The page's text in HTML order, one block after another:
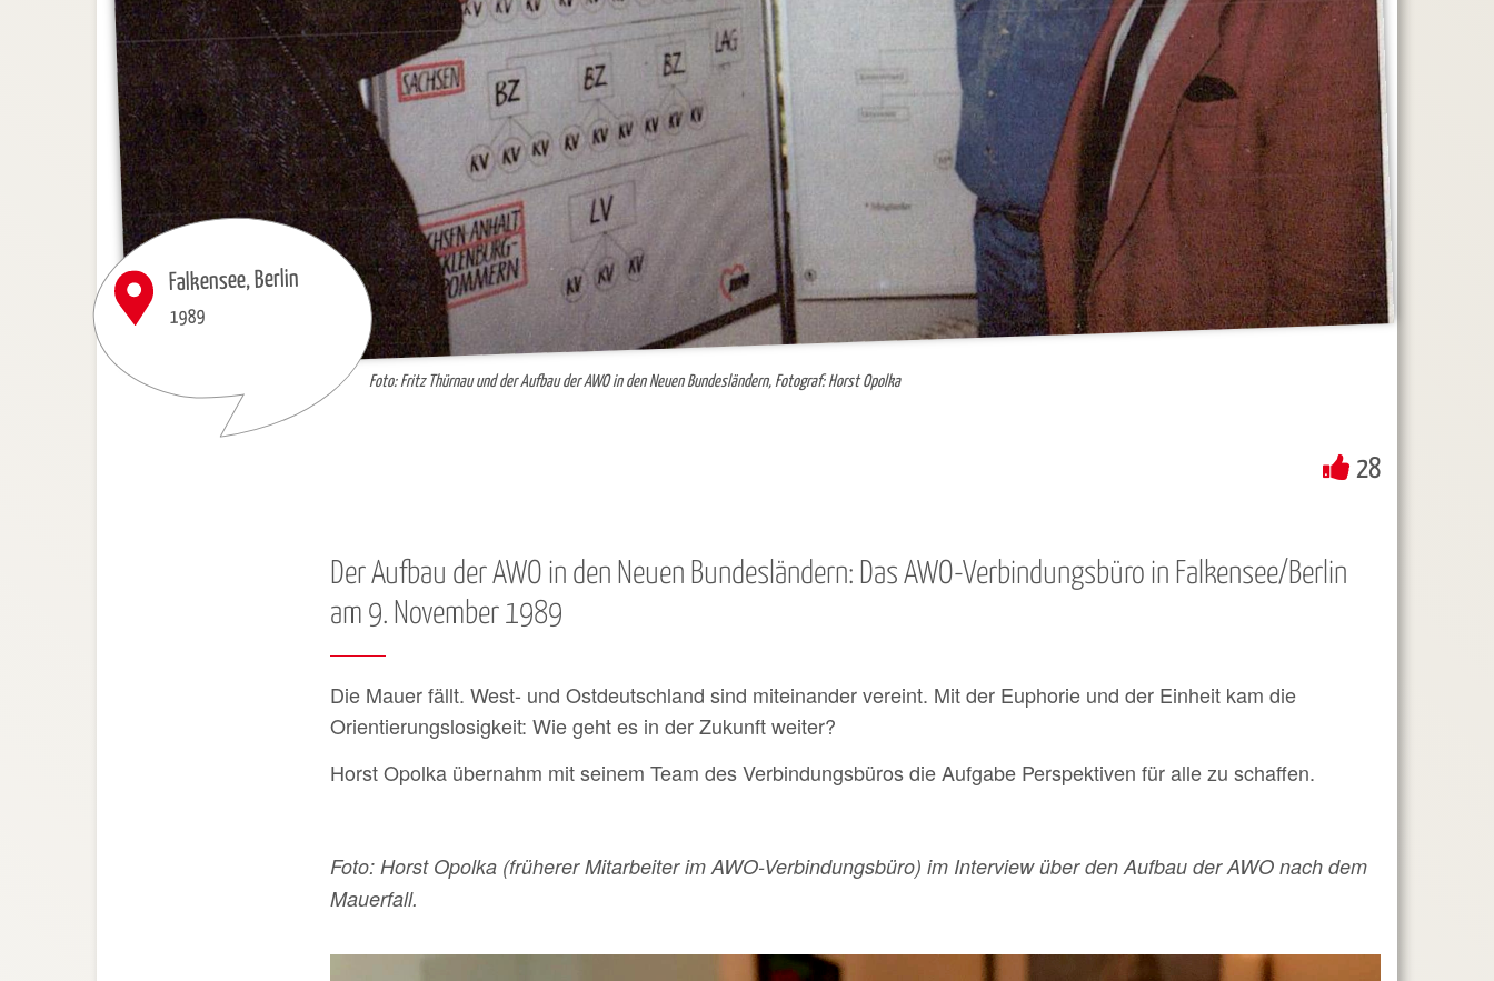
Falkensee, Berlin
1989
Foto: Fritz Thürnau und der Aufbau der AWO in den Neuen Bundesländern, Fotograf: Horst Opolka
28
Der Aufbau der AWO in den Neuen Bundesländern: Das AWO-Verbindungsbüro in Falkensee/Berlin
am 9. November 1989
Die Mauer fällt. West- und Ostdeutschland sind miteinander vereint. Mit der Euphorie und der Einheit kam die
Orientierungslosigkeit: Wie geht es in der Zukunft weiter?
Horst Opolka übernahm mit seinem Team des Verbindungsbüros die Aufgabe Perspektiven für alle zu schaffen.
Foto: Horst Opolka (früherer Mitarbeiter im AWO-Verbindungsbüro) im Interview über den Aufbau der AWO nach dem
Mauerfall.